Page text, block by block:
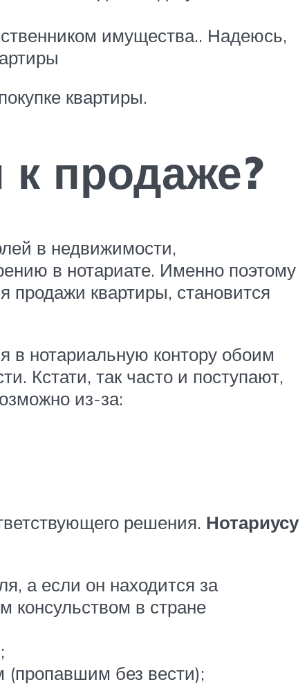
имущества.. Надеюсь,
квартиры.
к продаже?
в недвижимости,
в нотариате. Именно поэтому
продажи квартиры, становится
в нотариальную контору обоим
Кстати, так часто и поступают,
из-за:
решения. Нотариусу
а если он находится за
консульством в стране
(пропавшим без вести);